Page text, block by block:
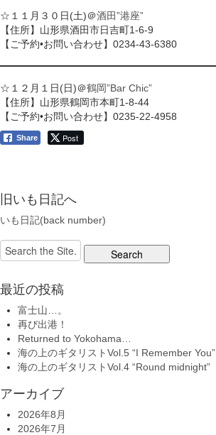
☆１１月３０日(土)＠酒田”港座”
【住所】山形県酒田市日吉町1-6-9
【ご予約•お問い合わせ】0234-43-6380
☆１２月１日(日)＠鶴岡”Bar Chic”
【住所】山形県鶴岡市本町1-8-44
【ご予約•お問い合わせ】0235-22-4958
Share Post
旧いも日記へ
いも日記(back number)
Search
for:
最近の投稿
富士山…。
再び出港！
Returned to Yokohama…
海の上のギタリストVol.5 “I Remember You”
海の上のギタリストVol.4 “Round midnight”
アーカイブ
2026年8月
2026年7月